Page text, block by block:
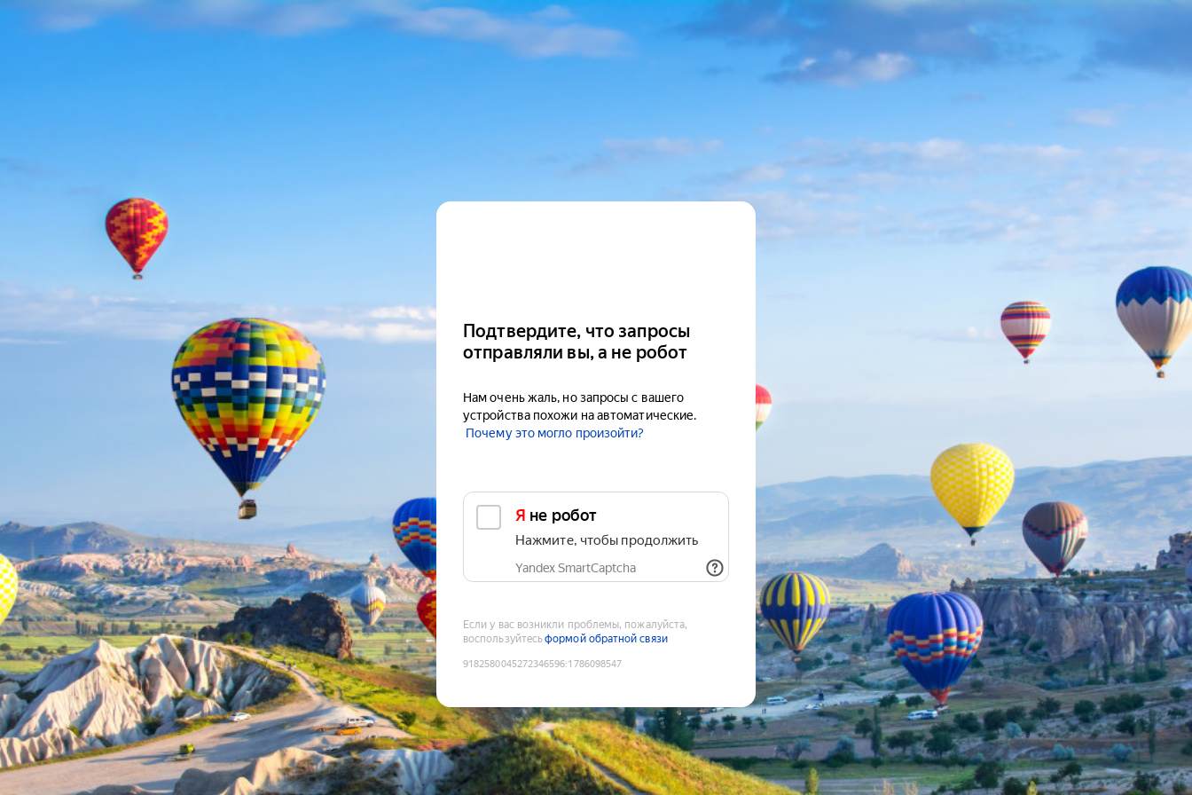
Подтвердите, что запросы
отправляли вы, а не робот
Нам очень жаль, но запросы с вашего
устройства похожи на автоматические.
Почему это могло произойти?
Я не робот
Нажмите, чтобы продолжить
Yandex SmartCaptcha
Если у вас возникли проблемы, пожалуйста,
воспользуйтесьформой обратной связи
9182580045272346596:1786098547